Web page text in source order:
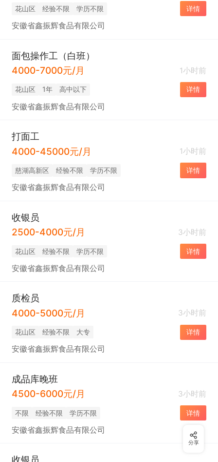
花山区 经验不限 学历不限 详情
安徽省鑫振辉食品有限公司
面包操作工（白班）
4000-7000元/月
1小时前
花山区 1年 高中以下 详情
安徽省鑫振辉食品有限公司
打面工
4000-45000元/月
1小时前
慈湖高新区 经验不限 学历不限 详情
安徽省鑫振辉食品有限公司
收银员
2500-4000元/月
3小时前
花山区 经验不限 学历不限 详情
安徽省鑫振辉食品有限公司
质检员
4000-5000元/月
3小时前
花山区 经验不限 大专 详情
安徽省鑫振辉食品有限公司
成品库晚班
4500-6000元/月
3小时前
不限 经验不限 学历不限 详情
安徽省鑫振辉食品有限公司
分享